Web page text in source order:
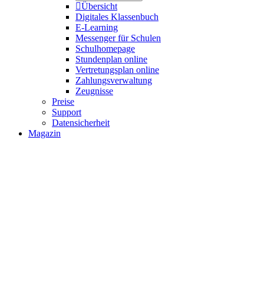
Übersicht
Digitales Klassenbuch
E-Learning
Messenger für Schulen
Schulhomepage
Stundenplan online
Vertretungsplan online
Zahlungsverwaltung
Zeugnisse
Preise
Support
Datensicherheit
Magazin